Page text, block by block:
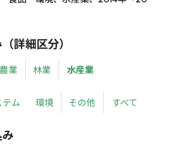
詳細区分）
業 林業 水産業
ム 環境 その他 すべて